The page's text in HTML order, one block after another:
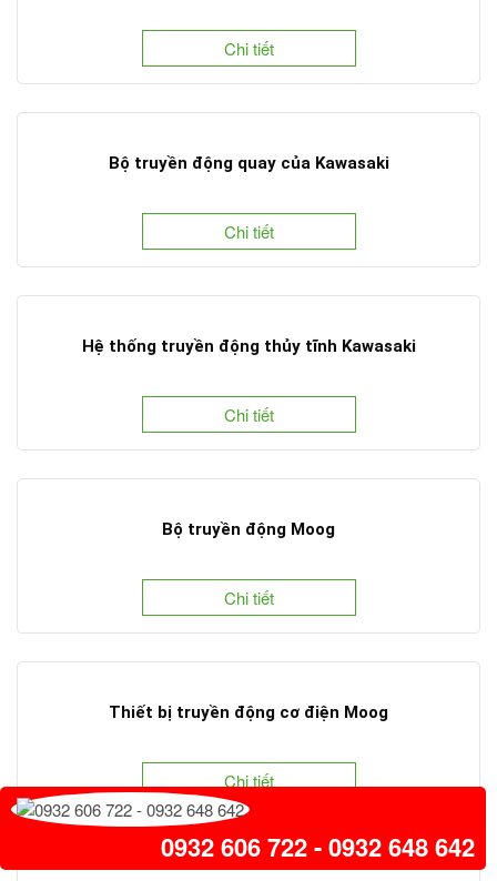
Chi tiết
Bộ truyền động quay của Kawasaki
Chi tiết
Hệ thống truyền động thủy tĩnh Kawasaki
Chi tiết
Bộ truyền động Moog
Chi tiết
Thiết bị truyền động cơ điện Moog
Chi tiết
0932 606 722 - 0932 648 642